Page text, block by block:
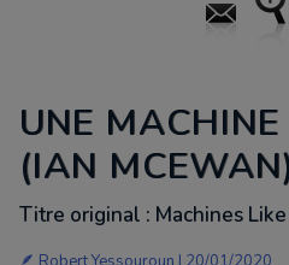
UNE
(IAN
Titre original : Machines